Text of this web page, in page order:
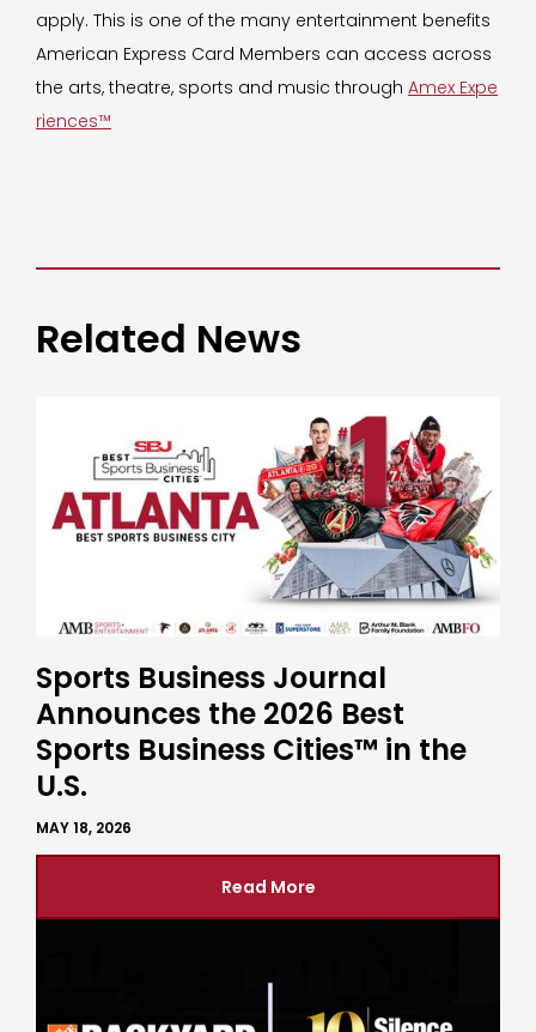
apply. This is one of the many entertainment benefits
American Express Card Members can access across
the arts, theatre, sports and music through Amex Expe
riences™
Related News
Sports Business Journal
Announces the 2026 Best
Sports Business Cities™ in the
U.S.
MAY 18, 2026
Read More